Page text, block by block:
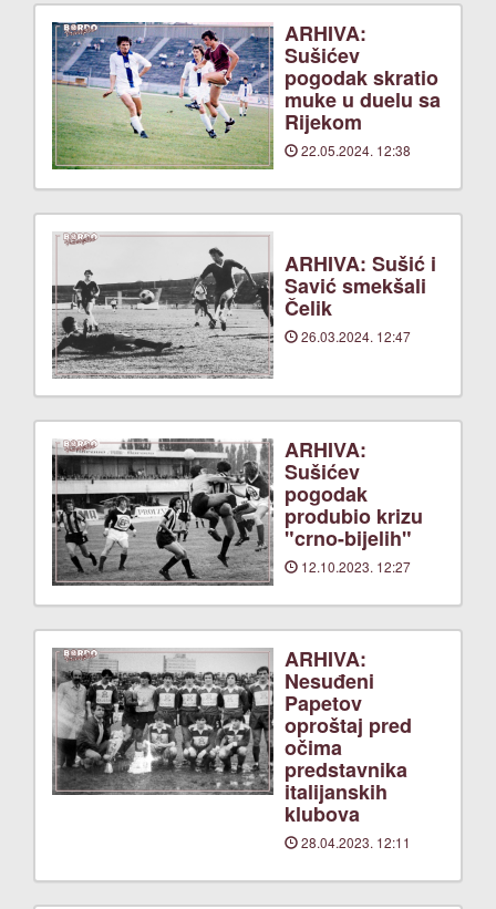
ARHIVA:
Sušićev
pogodak skratio
muke u duelu sa
Rijekom
22.05.2024. 12:38
ARHIVA: Sušić i
Savić smekšali
Čelik
26.03.2024. 12:47
ARHIVA:
Sušićev
pogodak
produbio krizu
"crno-bijelih"
12.10.2023. 12:27
ARHIVA:
Nesuđeni
Papetov
oproštaj pred
očima
predstavnika
italijanskih
klubova
28.04.2023. 12:11